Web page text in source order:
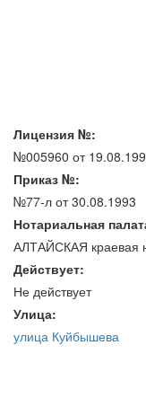
Лицензия №:
№005960 от
Приказ №:
№77-л от 30.08.1993
Нотариальная
АЛТАЙСКАЯ краевая
Действует:
Не действует
Улица:
улица Куйбышева